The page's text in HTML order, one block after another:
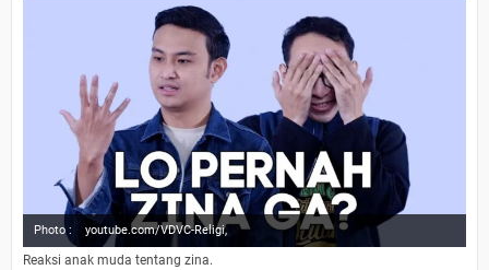
Photo : youtube.com/VDVC-Religi,
Reaksi anak muda tentang zina.